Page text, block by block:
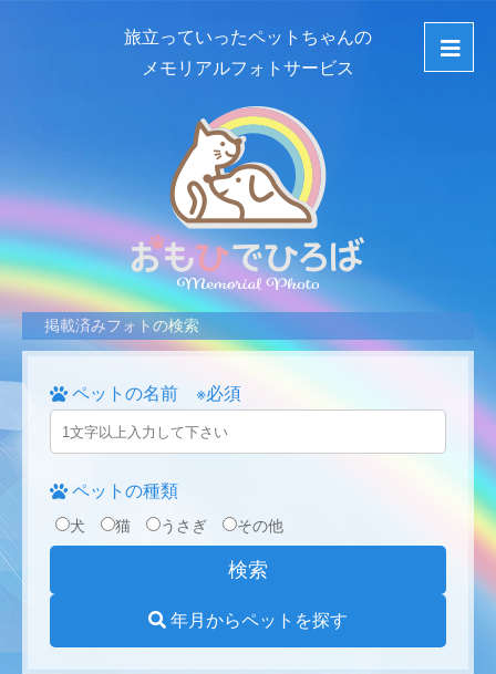
旅立っていったペットちゃんの
メモリアルフォトサービス
掲載済みフォトの検索
ペットの名前 ※必須
ペットの種類
犬 猫 うさぎ その他
年月からペットを探す